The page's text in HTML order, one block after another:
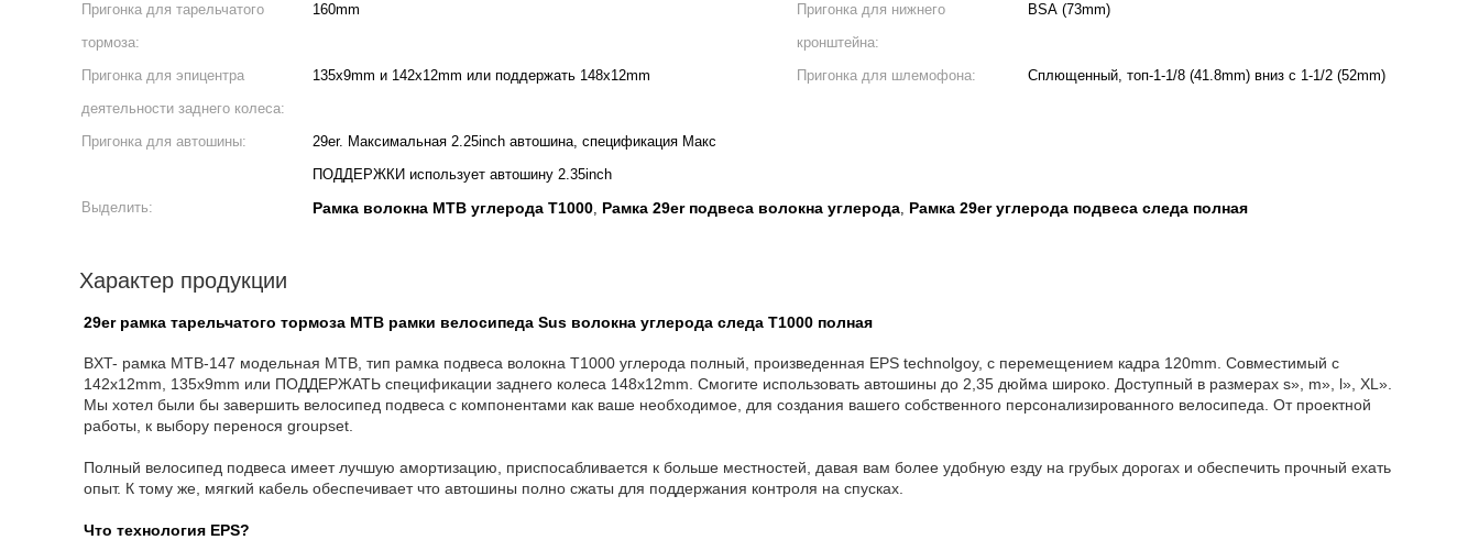
Пригонка для тарельчатого
тормоза:
160mm
Пригонка для нижнего
кронштейна:
BSA (73mm)
Пригонка для эпицентра
деятельности заднего колеса:
135x9mm и 142x12mm или поддержать 148x12mm Пригонка для шлемофона: Сплющенный, топ-1-1/8 (41.8mm) вниз с 1-1/2 (52mm)
Пригонка для автошины:
29er. Максимальная 2.25inch автошина, спецификация Макс
ПОДДЕРЖКИ использует автошину 2.35inch
Выделить:
Рамка волокна MTB углерода T1000, Рамка 29er подвеса волокна углерода, Рамка 29er углерода подвеса следа полная
Характер продукции
29er рамка тарельчатого тормоза MTB рамки велосипеда Sus волокна углерода следа T1000 полная
BXT- рамка MTB-147 модельная MTB, тип рамка подвеса волокна T1000 углерода полный, произведенная EPS technolgoy, с перемещением кадра 120mm. Совместимый с
142x12mm, 135x9mm или ПОДДЕРЖАТЬ спецификации заднего колеса 148x12mm. Смогите использовать автошины до 2,35 дюйма широко. Доступный в размерах s», m», l», XL».
Мы хотел были бы завершить велосипед подвеса с компонентами как ваше необходимое, для создания вашего собственного персонализированного велосипеда. От проектной
работы, к выбору перенося groupset.
Полный велосипед подвеса имеет лучшую амортизацию, приспосабливается к больше местностей, давая вам более удобную езду на грубых дорогах и обеспечить прочный ехать
опыт. К тому же, мягкий кабель обеспечивает что автошины полно сжаты для поддержания контроля на спусках.
Что технология EPS?